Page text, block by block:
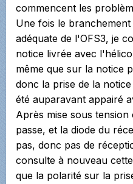
commencent les
Une fois le
adéquate de l'OFS3, je
notice livrée avec
même que sur la notice
donc la prise de la
été auparavant appairé
Après mise sous
passe, et la diode du
pas, donc pas de
consulte à nouveau
que la polarité sur la